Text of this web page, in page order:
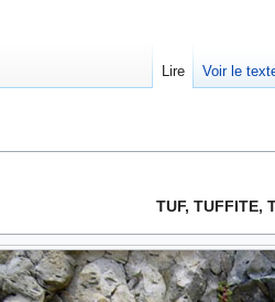
TUF, TUFFITE,
Lire Voir le